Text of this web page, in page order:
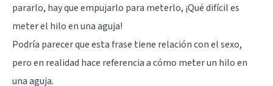
pararlo, hay que empujarlo para meterlo, ¡Qué difícil es
meter el hilo en una aguja!
Podría parecer que esta frase tiene relación con el sexo,
pero en realidad hace referencia a cómo meter un hilo en
una aguja.